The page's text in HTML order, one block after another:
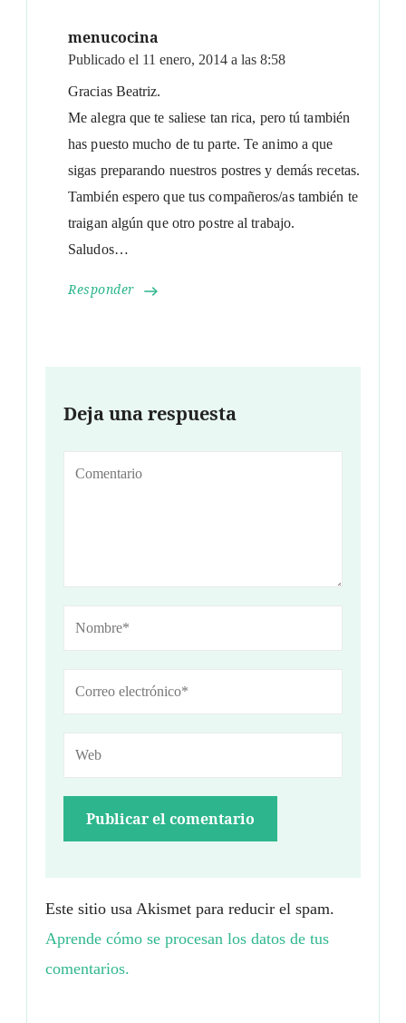
menucocina
Publicado el 11 enero, 2014 a las 8:58
Responder
Gracias Beatriz.
Me alegra que te saliese tan rica, pero tú también
has puesto mucho de tu parte. Te animo a que
sigas preparando nuestros postres y demás recetas.
También espero que tus compañeros/as también te
traigan algún que otro postre al trabajo.
Saludos…
Deja una respuesta
Este sitio usa Akismet para reducir el spam.
Aprende cómo se procesan los datos de tus
comentarios.